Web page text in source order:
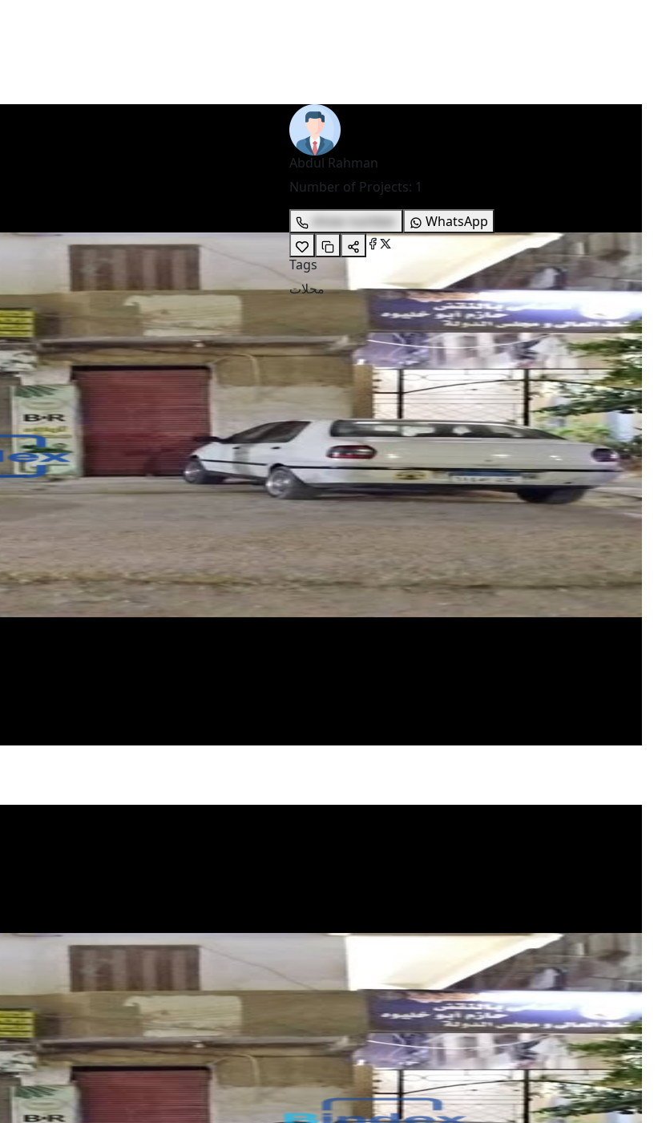
Abdul Rahman
Number of Projects: 1
show number
WhatsApp
Tags
محلات